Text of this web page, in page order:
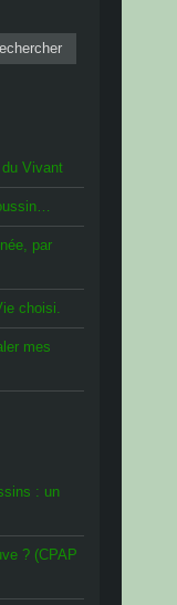
Vivant
par
choisi.
mes
: un
? (CPAP